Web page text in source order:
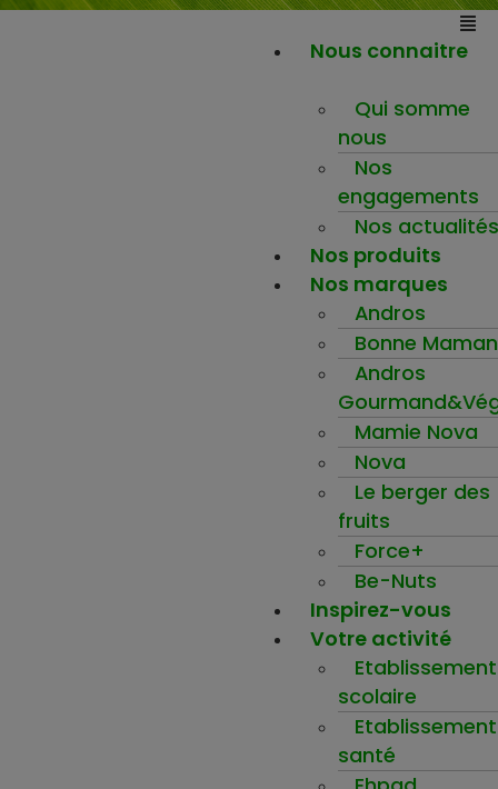
Nous connaitre
Qui somme
nous
Nos
engagements
Nos actualités
Nos produits
Nos marques
Andros
Bonne Maman
Andros
Mamie Nova
Nova
Le berger des
fruits
Force+
Be-Nuts
Inspirez-vous
Votre activité
Etablissement
scolaire
santé